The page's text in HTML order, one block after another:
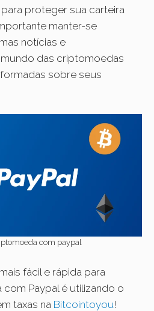
proteger sua carteira
manter-se
notícias e
das criptomoedas
sobre seus
com paypal
fácil e rápida para
Paypal é utilizando o
taxas na Bitcointoyou!